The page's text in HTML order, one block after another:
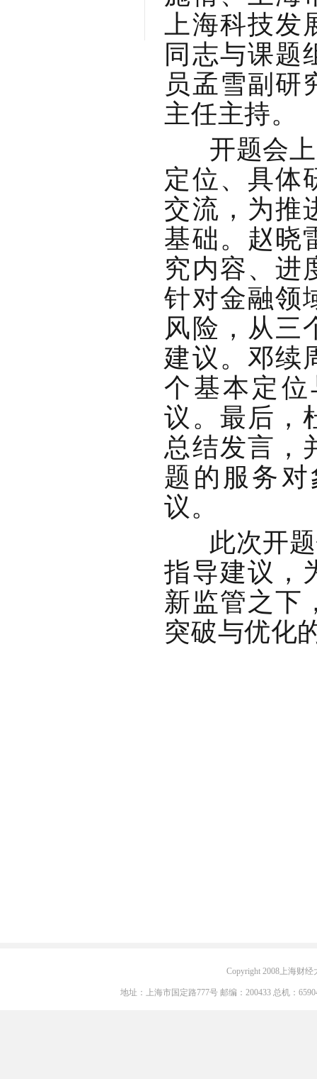
上海科技发
同志与课题
员孟雪副研
主任主持。
开题会上
定位、具体
交流，为推
基础。赵晓
究内容、进
针对金融领
风险，从三
建议。邓续
个基本定
议。最后，
总结发言，
题的服务
议。
此次开题
指导建议，
新监管之下
突破与优化
Copyright 2008上海财经
地址：上海市国定路777号 邮编：200433 总机：